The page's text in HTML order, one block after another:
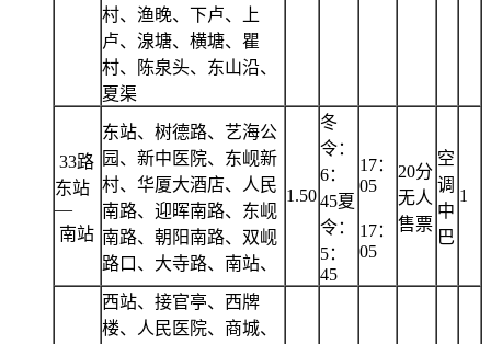
村、渔晚、下卢、上
卢、湶塘、横塘、瞿
村、陈泉头、东山沿、
夏渠
33路
东站
—
南站
东站、树德路、艺海公
园、新中医院、东岘新
村、华厦大酒店、人民
南路、迎晖南路、东岘
南路、朝阳南路、双岘
路口、大寺路、南站、
1.50
冬
令：
6：
45夏
令：
5：
45
17：
05
17：
05
20分
无人
售票
空
调
中
巴
1
西站、接官亭、西牌
楼、人民医院、商城、